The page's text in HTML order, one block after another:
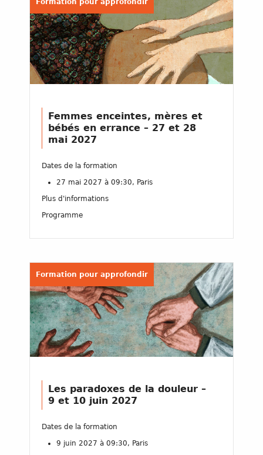
Femmes enceintes, mères et
bébés en errance – 27 et 28
mai 2027
Dates de la formation
27 mai 2027 à 09:30, Paris
Plus d'informations
Programme
Formation pour approfondir
Les paradoxes de la douleur –
9 et 10 juin 2027
Dates de la formation
9 juin 2027 à 09:30, Paris